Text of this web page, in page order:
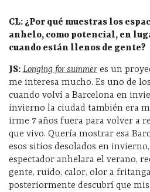
CL: ¿Por qué muestras los
anhelo, como potencial, en
cuando están llenos de gente?
JS: Longing for summer es un
me interesa mucho. Es uno de
cuando volví a Barcelona en
invierno la ciudad también era
irme 7 años fuera para volver a
que vivo. Quería mostrar esa
esos sitios desolados en
espectador anhelara el verano,
gente, ruido, calor, olor a
posteriormente descubrí que